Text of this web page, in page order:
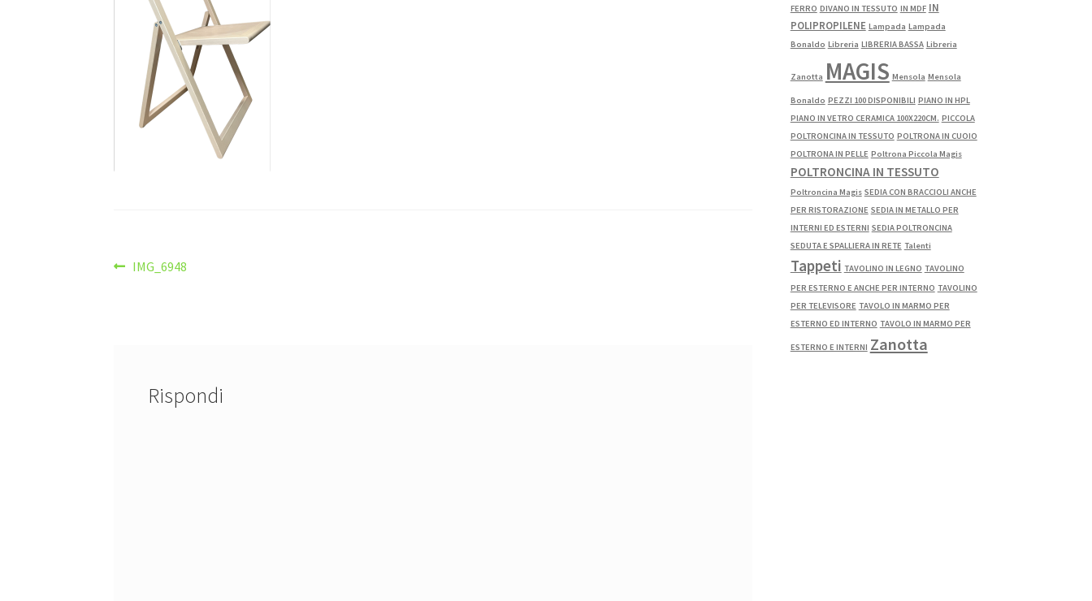
Navigazione
Articolo
IMG_6948
Rispondi
FERRO DIVANO IN TESSUTO IN MDF IN
POLIPROPILENE Lampada Lampada
Bonaldo Libreria LIBRERIA BASSA Libreria
Zanotta MAGIS Mensola Mensola
Bonaldo PEZZI 100 DISPONIBILI PIANO IN HPL
PIANO IN VETRO CERAMICA 100X220CM. PICCOLA
POLTRONCINA IN TESSUTO POLTRONA IN CUOIO
POLTRONA IN PELLE Poltrona Piccola Magis
POLTRONCINA IN TESSUTO
Poltroncina Magis SEDIA CON BRACCIOLI ANCHE
PER RISTORAZIONE SEDIA IN METALLO PER
INTERNI ED ESTERNI SEDIA POLTRONCINA
SEDUTA E SPALLIERA IN RETE Talenti
Tappeti TAVOLINO IN LEGNO TAVOLINO
PER ESTERNO E ANCHE PER INTERNO TAVOLINO
PER TELEVISORE TAVOLO IN MARMO PER
ESTERNO ED INTERNO TAVOLO IN MARMO PER
ESTERNO E INTERNI Zanotta